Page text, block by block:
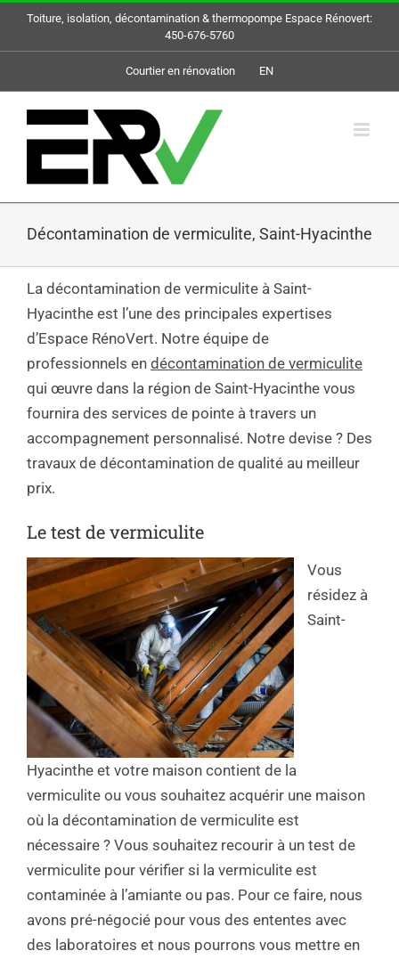
SkipToiture, isolation, décontamination & thermopompe Espace Rénovert:
450-676-5760
Courtier en rénovation EN
Décontamination de vermiculite, Saint-Hyacinthe
La décontamination de vermiculite à Saint-
Hyacinthe est l’une des principales expertises
d’Espace RénoVert. Notre équipe de
professionnels en décontamination de vermiculite
qui œuvre dans la région de Saint-Hyacinthe vous
fournira des services de pointe à travers un
accompagnement personnalisé. Notre devise ? Des
travaux de décontamination de qualité au meilleur
prix.
Le test de vermiculite
Vous
résidez à
Saint-
Hyacinthe et votre maison contient de la
vermiculite ou vous souhaitez acquérir une maison
où la décontamination de vermiculite est
nécessaire ? Vous souhaitez recourir à un test de
vermiculite pour vérifier si la vermiculite est
contaminée à l’amiante ou pas. Pour ce faire, nous
avons pré-négocié pour vous des ententes avec
des laboratoires et nous pourrons vous mettre en